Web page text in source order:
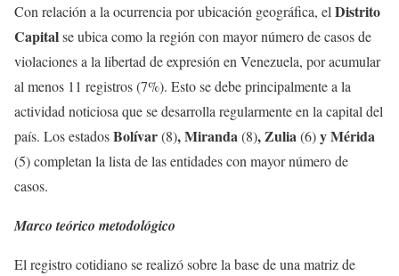
Con relación a la ocurrencia por ubicación geográfica, el Distrito
Capitalse ubica como la región con mayor número de casos de
violaciones a la libertad de expresión en Venezuela, por acumular
al menos 11 registros (7%). Esto se debe principalmente a la
actividad noticiosa que se desarrolla regularmente en la capital del
país. Los estadosBolívar(8), Miranda(8), Zulia(6)y Mérida
(5) completan la lista de las entidades con mayor número de
casos.
Marco teórico metodológico
El registro cotidiano se realizó sobre la base de una matriz de